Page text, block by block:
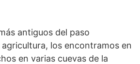
antiguos del paso
los encontramos en
en varias cuevas de la